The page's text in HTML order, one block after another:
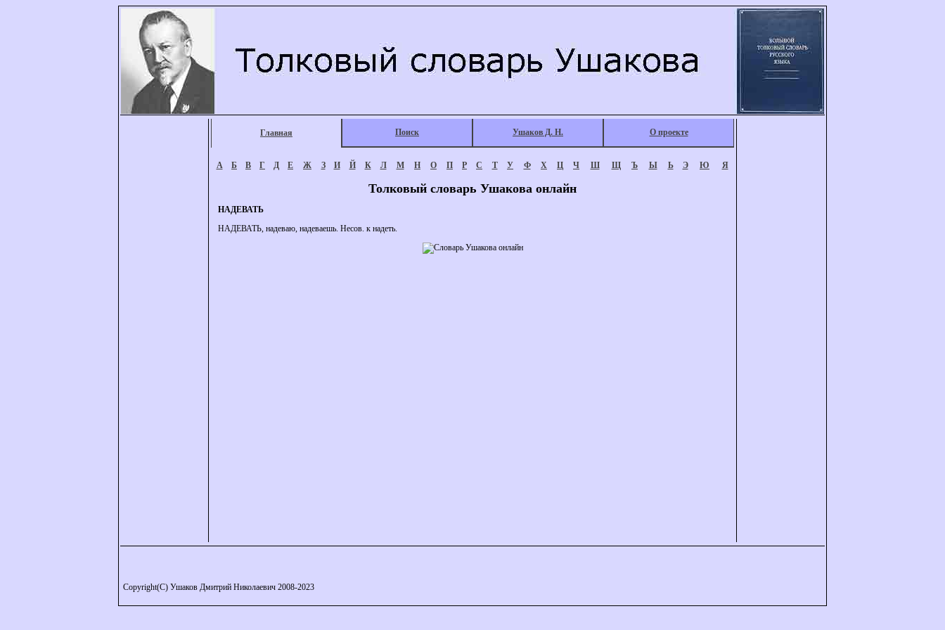
Главная Поиск Ушаков Д. Н. О проекте
А Б В Г Д Е Ж З И Й К Л М Н О П Р С Т У Ф Х Ц Ч Ш Щ Ъ Ы Ь Э Ю Я
Толковый словарь Ушакова онлайн
НАДЕВАТЬ
НАДЕВАТЬ, надеваю, надеваешь. Несов. к надеть.
Copyright(C) Ушаков Дмитрий Николаевич 2008-2023